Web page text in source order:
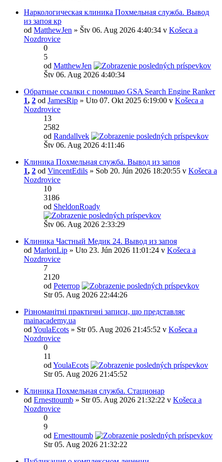
Наркологическая клиника Похмельная служба. Вывод
из запоя кр
od MatthewJen » Štv 06. Aug 2026 4:40:34 v Košeca a
Nozdrovice
0
5
od MatthewJen
Štv 06. Aug 2026 4:40:34
Обратные ссылки с помощью GSA Search Engine Ranker
1, 2 od JamesRip » Uto 07. Okt 2025 6:19:00 v Košeca a
Nozdrovice
13
2582
od Randallvek
Štv 06. Aug 2026 4:11:46
Клиника Похмельная служба. Вывод из запоя
1, 2 od VincentEdils » Sob 20. Jún 2026 18:20:55 v Košeca a
Nozdrovice
10
3186
od SheldonRoady
Štv 06. Aug 2026 2:33:29
Клиника Частный Медик 24. Вывод из запоя
od MarlonLip » Uto 23. Jún 2026 11:01:24 v Košeca a
Nozdrovice
7
2120
od Peterrop
Str 05. Aug 2026 22:44:26
Різноманітні практичні записи, що представляє
mainacademy.ua
od YoulaEcots » Str 05. Aug 2026 21:45:52 v Košeca a
Nozdrovice
0
11
od YoulaEcots
Str 05. Aug 2026 21:45:52
Клиника Похмельная служба. Стационар
od Ernesttoumb » Str 05. Aug 2026 21:32:22 v Košeca a
Nozdrovice
0
9
od Ernesttoumb
Str 05. Aug 2026 21:32:22